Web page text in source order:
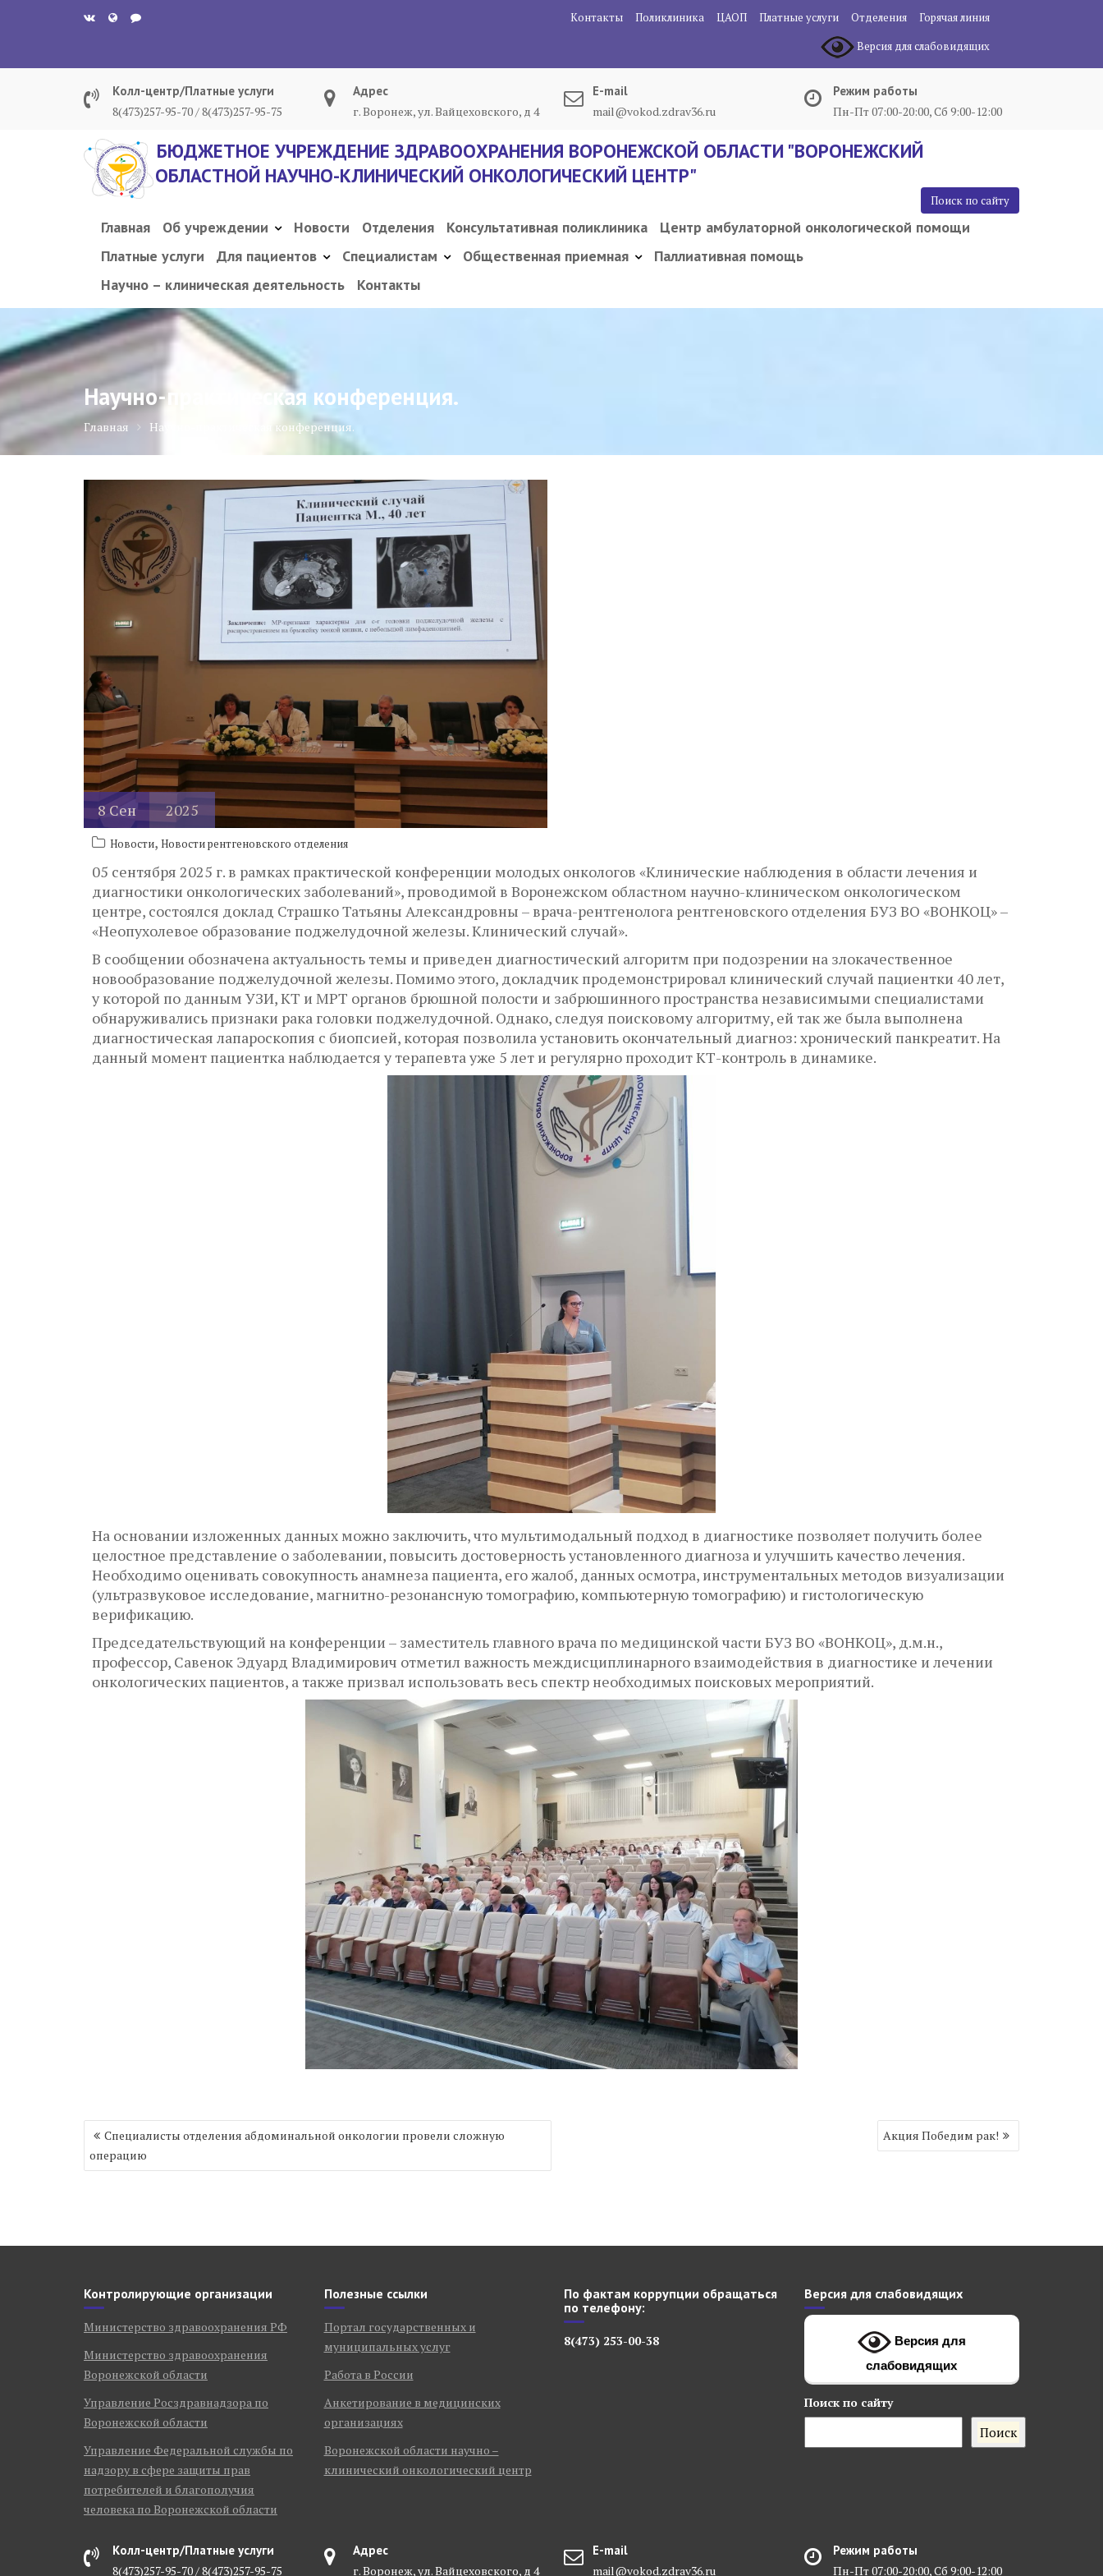
Контакты Поликлиника ЦАОП Платные услуги Отделения
Горячая линия
Версия для слабовидящих
Колл-центр/Платные услуги
8(473)257-95-70 / 8(473)257-95-75
Адрес
г. Воронеж, ул. Вайцеховского, д 4
E-mail
mail@vokod.zdrav36.ru
Режим работы
Пн-Пт 07:00-20:00, Сб 9:00-12:00
БЮДЖЕТНОЕ УЧРЕЖДЕНИЕ ЗДРАВООХРАНЕНИЯ ВОРОНЕЖСКОЙ ОБЛАСТИ "ВОРОНЕЖСКИЙ
ОБЛАСТНОЙ НАУЧНО-КЛИНИЧЕСКИЙ ОНКОЛОГИЧЕСКИЙ ЦЕНТР"
Поиск по сайту
Главная Об учреждении Новости Отделения Консультативная поликлиника
Центр амбулаторной онкологической помощи
Платные услуги
Для пациентов Специалистам Общественная приемная
Паллиативная помощь
Научно – клиническая деятельность
Контакты
Научно-практическая конференция.
Главная Научно-практическая конференция.
8Сен 2025
Новости, Новости рентгеновского отделения
05 сентября 2025 г. в рамках практической конференции молодых онкологов «Клинические наблюдения в области лечения и
диагностики онкологических заболеваний», проводимой в Воронежском областном научно-клиническом онкологическом
центре, состоялся доклад Страшко Татьяны Александровны – врача-рентгенолога рентгеновского отделения БУЗ ВО «ВОНКОЦ» –
«Неопухолевое образование поджелудочной железы. Клинический случай».
В сообщении обозначена актуальность темы и приведен диагностический алгоритм при подозрении на злокачественное
новообразование поджелудочной железы. Помимо этого, докладчик продемонстрировал клинический случай пациентки 40 лет,
у которой по данным УЗИ, КТ и МРТ органов брюшной полости и забрюшинного пространства независимыми специалистами
обнаруживались признаки рака головки поджелудочной. Однако, следуя поисковому алгоритму, ей так же была выполнена
диагностическая лапароскопия с биопсией, которая позволила установить окончательный диагноз: хронический панкреатит. На
данный момент пациентка наблюдается у терапевта уже 5 лет и регулярно проходит КТ-контроль в динамике.
На основании изложенных данных можно заключить, что мультимодальный подход в диагностике позволяет получить более
целостное представление о заболевании, повысить достоверность установленного диагноза и улучшить качество лечения.
Необходимо оценивать совокупность анамнеза пациента, его жалоб, данных осмотра, инструментальных методов визуализации
(ультразвуковое исследование, магнитно-резонансную томографию, компьютерную томографию) и гистологическую
верификацию.
Председательствующий на конференции – заместитель главного врача по медицинской части БУЗ ВО «ВОНКОЦ», д.м.н.,
профессор, Савенок Эдуард Владимирович отметил важность междисциплинарного взаимодействия в диагностике и лечении
онкологических пациентов, а также призвал использовать весь спектр необходимых поисковых мероприятий.
Навигация
по
записям
Специалисты отделения абдоминальной онкологии провели сложную
операцию
Акция Победим рак!
Контролирующие организации
Министерство здравоохранения РФ
Министерство здравоохранения
Воронежской области
Управление Росздравнадзора по
Воронежской области
Управление Федеральной службы по
надзору в сфере защиты прав
потребителей и благополучия
человека по Воронежской области
Полезные ссылки
Портал государственных и
муниципальных услуг
Работа в России
Анкетирование в медицинских
организациях
Воронежской области научно –
клинический онкологический центр
По фактам коррупции обращаться
по телефону:
8(473) 253-00-38
Версия для слабовидящих
Версия для
слабовидящих
Поискпо сайту
Поиск
Колл-центр/Платные услуги
8(473)257-95-70 / 8(473)257-95-75
Адрес
г. Воронеж, ул. Вайцеховского, д 4
E-mail
mail@vokod.zdrav36.ru
Режим работы
Пн-Пт 07:00-20:00, Сб 9:00-12:00